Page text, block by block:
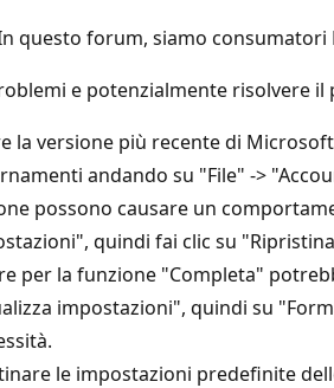
questo forum, siamo
e potenzialmente risolvere il
la versione più recente di
andando su "File" ->
possono causare un
quindi fai clic su
per la funzione "Completa"
impostazioni", quindi su
le impostazioni predefinite